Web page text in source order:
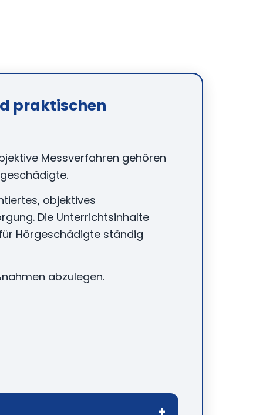
praktischen
Messverfahren gehören
objektives
Die Unterrichtsinhalte
Hörgeschädigte ständig
abzulegen.